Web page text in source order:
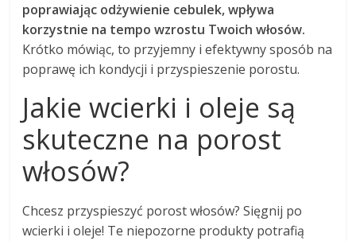
poprawiając odżywienie cebulek, wpływa
korzystnie na tempo wzrostu Twoich włosów.
Krótko mówiąc, to przyjemny i efektywny sposób na
poprawę ich kondycji i przyspieszenie porostu.
Jakie wcierki i oleje są
skuteczne na porost
włosów?
Chcesz przyspieszyć porost włosów? Sięgnij po
wcierki i oleje! Te niepozorne produkty potrafią